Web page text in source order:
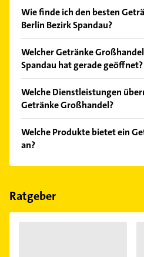
Wie finde ich den besten
Berlin Bezirk Spandau?
Kundenmeinungen und
Empfehlungen. Die
Welcher Getränke
Spandau hat gerade geöffnet?
Bitte beachten Sie, dass diese
Feiertagen abweichen können.
Welche Dienstleistungen
Getränke Großhandel?
Produktberater, Gekühlte
Verleihartikel.
Welche Produkte bietet ein
an?
Das Angebot umfasst unter
Ratgeber